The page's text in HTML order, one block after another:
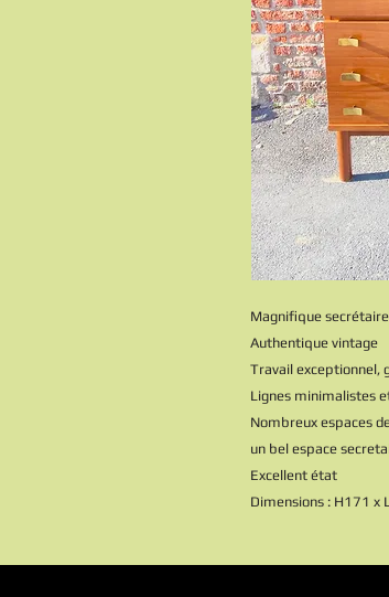
Magnifique
Authentique vintage
Travail exceptionnel,
Lignes minimalistes
Nombreux espaces
un bel espace
Excellent état
Dimensions : H171 x